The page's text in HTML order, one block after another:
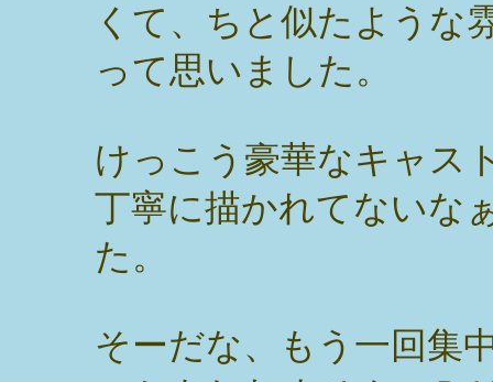
くて、ちと似たような
って思いました。
けっこう豪華なキャス
丁寧に描かれてないな
た。
そーだな、もう一回集